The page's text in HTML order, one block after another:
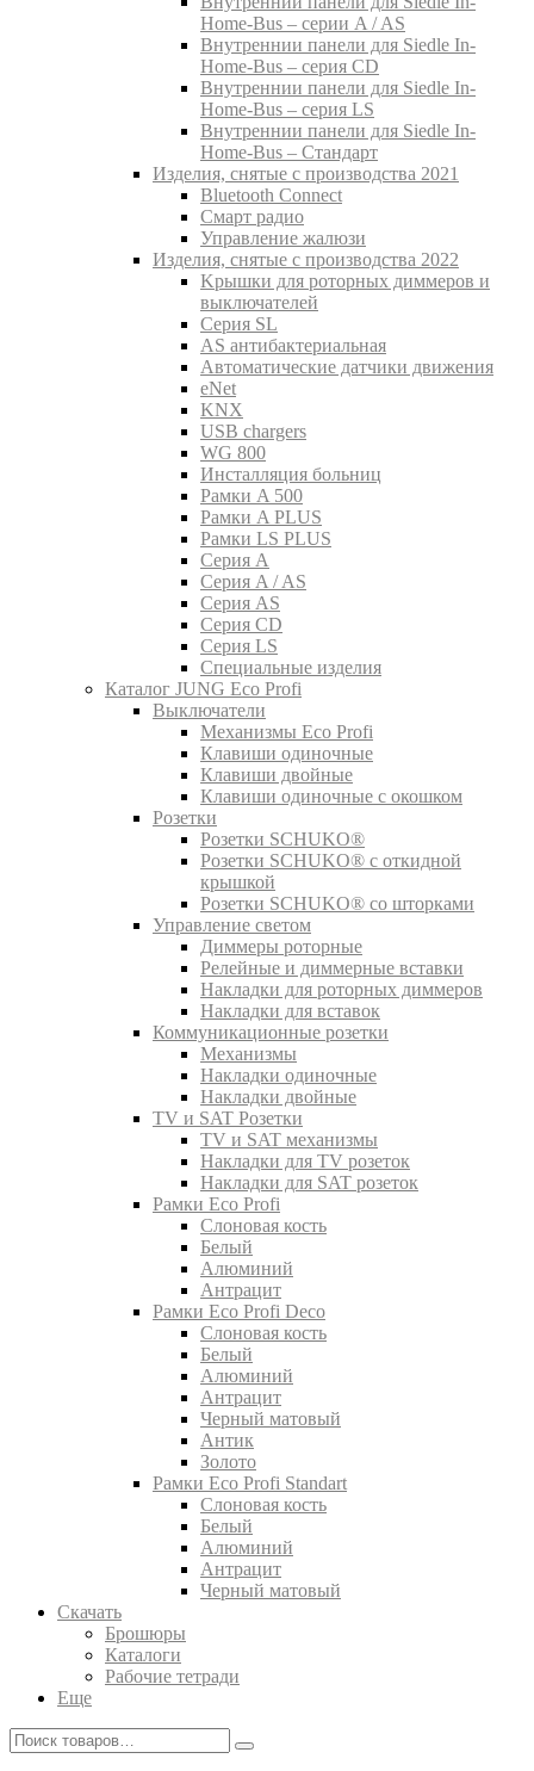
Home-Bus – серии A / AS
Внутреннии панели для Siedle In-
Home-Bus – серия CD
Внутреннии панели для Siedle In-
Home-Bus – серия LS
Внутреннии панели для Siedle In-
Home-Bus – Стандарт
Изделия, снятые с производства 2021
Bluetooth Connect
Смарт радио
Управление жалюзи
Изделия, снятые с производства 2022
Kрышки для роторных диммеров и
выключателей
Серия SL
AS антибактериальная
Aвтоматические датчики движения
eNet
KNX
USB chargers
WG 800
Инсталляция больниц
Рамки A 500
Рамки A PLUS
Рамки LS PLUS
Серия A
Серия A / AS
Серия AS
Серия CD
Серия LS
Специальные изделия
Каталог JUNG Eco Profi
Выключатели
Механизмы Eco Profi
Клавиши одиночные
Клавиши двойные
Клавиши одиночные с окошком
Розетки
Розетки SCHUKO®
Розетки SCHUKO® с откидной
крышкой
Розетки SCHUKO® со шторками
Управление светом
Диммеры роторные
Релейные и диммерные вставки
Накладки для роторных диммеров
Накладки для вставок
Коммуникационные розетки
Механизмы
Накладки одиночные
Накладки двойные
TV и SAT Розетки
TV и SAT механизмы
Накладки для TV розеток
Накладки для SAT розеток
Рамки Eco Profi
Слоновая кость
Белый
Алюминий
Антрацит
Рамки Eco Profi Deco
Слоновая кость
Белый
Алюминий
Антрацит
Черный матовый
Антик
Золото
Рамки Eco Profi Standart
Слоновая кость
Белый
Алюминий
Антрацит
Черный матовый
Скачать
Брошюры
Каталоги
Рабочие тетради
Еще